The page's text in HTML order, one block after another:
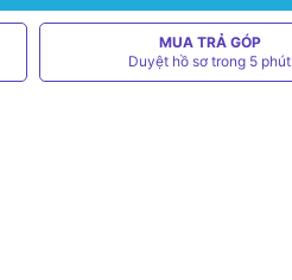
MUA TRẢ GÓP
Duyệt hồ sơ trong 5 phút